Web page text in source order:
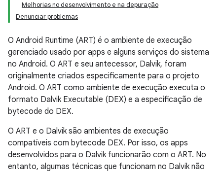
Melhorias no desenvolvimento e na depuração
Denunciar problemas
O Android Runtime (ART) é o ambiente de execução
gerenciado usado por apps e alguns serviços do sistema
no Android. O ART e seu antecessor, Dalvik, foram
originalmente criados especificamente para o projeto
Android. O ART como ambiente de execução executa o
formato Dalvik Executable (DEX) e a especificação de
bytecode do DEX.
O ART e o Dalvik são ambientes de execução
compatíveis com bytecode DEX. Por isso, os apps
desenvolvidos para o Dalvik funcionarão com o ART. No
entanto, algumas técnicas que funcionam no Dalvik não